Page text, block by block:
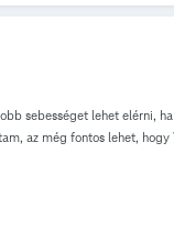
Megjegyzem az is
sebességet lehet elérni,
az még fontos lehet,